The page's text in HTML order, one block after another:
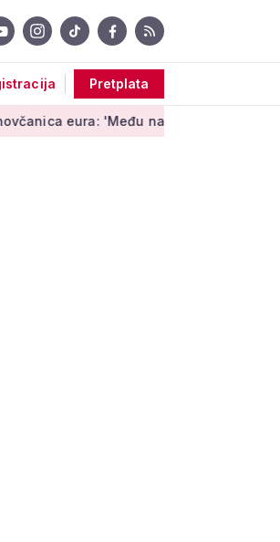
Pretplata
'Među najopipljivijim su izrazima